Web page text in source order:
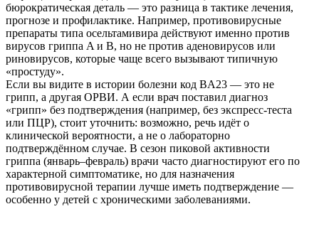
бюрократическая деталь — это разница в тактике лечения,
прогнозе и профилактике. Например, противовирусные
препараты типа осельтамивира действуют именно против
вирусов гриппа A и B, но не против аденовирусов или
риновирусов, которые чаще всего вызывают типичную
«простуду».
Если вы видите в истории болезни код BA23 — это не
грипп, а другая ОРВИ. А если врач поставил диагноз
«грипп» без подтверждения (например, без экспресс-теста
или ПЦР), стоит уточнить: возможно, речь идёт о
клинической вероятности, а не о лабораторно
подтверждённом случае. В сезон пиковой активности
гриппа (январь–февраль) врачи часто диагностируют его по
характерной симптоматике, но для назначения
противовирусной терапии лучше иметь подтверждение —
особенно у детей с хроническими заболеваниями.